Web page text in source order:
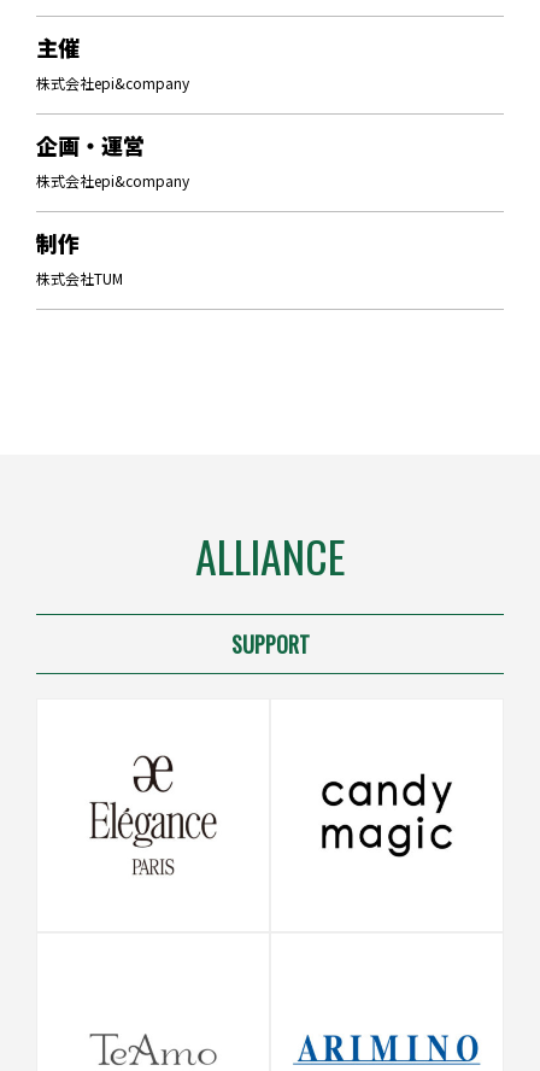
主催
株式会社epi&company
企画・運営
株式会社epi&company
制作
株式会社TUM
ALLIANCE
SUPPORT